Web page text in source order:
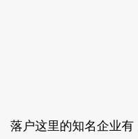
落户这里的知名企业有